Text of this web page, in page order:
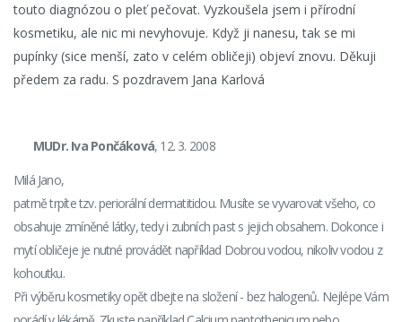
touto diagnózou o pleť pečovat. Vyzkoušela jsem i přírodní
kosmetiku, ale nic mi nevyhovuje. Když ji nanesu, tak se mi
pupínky (sice menší, zato v celém obličeji) objeví znovu. Děkuji
předem za radu. S pozdravem Jana Karlová
MUDr. Iva Pončáková, 12. 3. 2008
Milá Jano,
patrně trpíte tzv. periorální dermatitidou. Musíte se vyvarovat všeho, co
obsahuje zmíněné látky, tedy i zubních past s jejich obsahem. Dokonce i
mytí obličeje je nutné provádět například Dobrou vodou, nikoliv vodou z
kohoutku.
Při výběru kosmetiky opět dbejte na složení - bez halogenů. Nejlépe Vám